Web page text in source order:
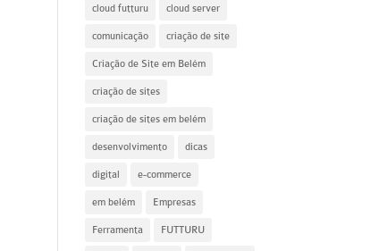
cloud futturu cloud server
comunicação criação de site
Criação de Site em Belém
criação de sites
criação de sites em belém
desenvolvimento dicas
digital e-commerce
em belém Empresas
Ferramenta FUTTURU